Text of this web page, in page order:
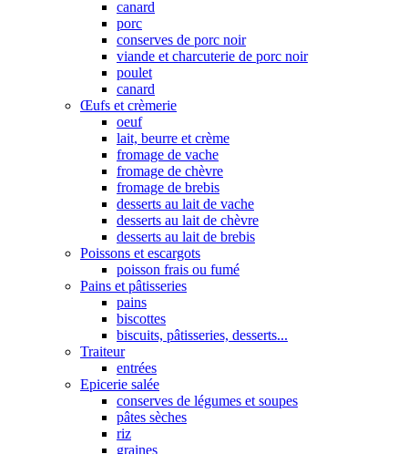
canard
porc
conserves de porc noir
viande et charcuterie de porc noir
poulet
canard
Œufs et crèmerie
oeuf
lait, beurre et crème
fromage de vache
fromage de chèvre
fromage de brebis
desserts au lait de vache
desserts au lait de chèvre
desserts au lait de brebis
Poissons et escargots
poisson frais ou fumé
Pains et pâtisseries
pains
biscottes
biscuits, pâtisseries, desserts...
Traiteur
entrées
Epicerie salée
conserves de légumes et soupes
pâtes sèches
riz
graines